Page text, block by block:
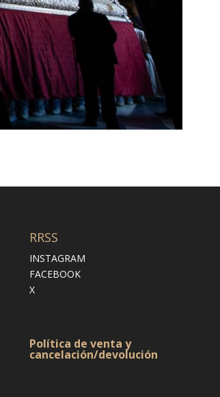
RRSS
INSTAGRAM
FACEBOOK
X
Política de venta y
cancelación/devolución